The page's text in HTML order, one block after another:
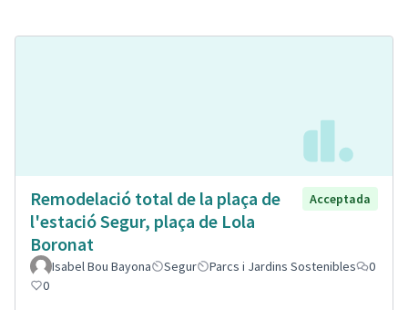
Remodelació total de la plaça de
l'estació Segur, plaça de Lola
Boronat
Acceptada
Isabel Bou Bayona Segur Parcs i Jardins Sostenibles
0
0